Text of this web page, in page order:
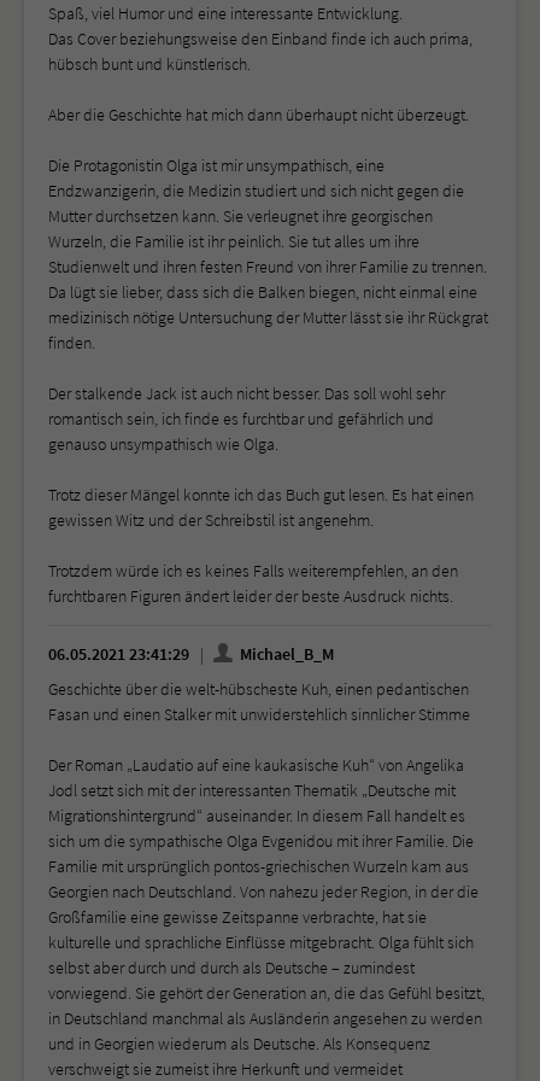
Spaß, viel Humor und eine interessante Entwicklung.
Das Cover beziehungsweise den Einband finde ich auch prima,
hübsch bunt und künstlerisch.
Aber die Geschichte hat mich dann überhaupt nicht überzeugt.
Die Protagonistin Olga ist mir unsympathisch, eine
Endzwanzigerin, die Medizin studiert und sich nicht gegen die
Mutter durchsetzen kann. Sie verleugnet ihre georgischen
Wurzeln, die Familie ist ihr peinlich. Sie tut alles um ihre
Studienwelt und ihren festen Freund von ihrer Familie zu trennen.
Da lügt sie lieber, dass sich die Balken biegen, nicht einmal eine
medizinisch nötige Untersuchung der Mutter lässt sie ihr Rückgrat
finden.
Der stalkende Jack ist auch nicht besser. Das soll wohl sehr
romantisch sein, ich finde es furchtbar und gefährlich und
genauso unsympathisch wie Olga.
Trotz dieser Mängel konnte ich das Buch gut lesen. Es hat einen
gewissen Witz und der Schreibstil ist angenehm.
Trotzdem würde ich es keines Falls weiterempfehlen, an den
furchtbaren Figuren ändert leider der beste Ausdruck nichts.
06.05.2021 23:41:29
Michael_B_M
Geschichte über die welt-hübscheste Kuh, einen pedantischen
Fasan und einen Stalker mit unwiderstehlich sinnlicher Stimme
Der Roman „Laudatio auf eine kaukasische Kuh“ von Angelika
Jodl setzt sich mit der interessanten Thematik „Deutsche mit
Migrationshintergrund“ auseinander. In diesem Fall handelt es
sich um die sympathische Olga Evgenidou mit ihrer Familie. Die
Familie mit ursprünglich pontos-griechischen Wurzeln kam aus
Georgien nach Deutschland. Von nahezu jeder Region, in der die
Großfamilie eine gewisse Zeitspanne verbrachte, hat sie
kulturelle und sprachliche Einflüsse mitgebracht. Olga fühlt sich
selbst aber durch und durch als Deutsche – zumindest
vorwiegend. Sie gehört der Generation an, die das Gefühl besitzt,
in Deutschland manchmal als Ausländerin angesehen zu werden
und in Georgien wiederum als Deutsche. Als Konsequenz
verschweigt sie zumeist ihre Herkunft und vermeidet